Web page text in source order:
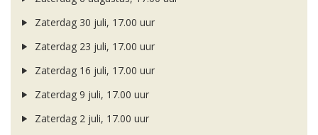
Zaterdag 30 juli, 17.00 uur
Zaterdag 23 juli, 17.00 uur
Zaterdag 16 juli, 17.00 uur
Zaterdag 9 juli, 17.00 uur
Zaterdag 2 juli, 17.00 uur